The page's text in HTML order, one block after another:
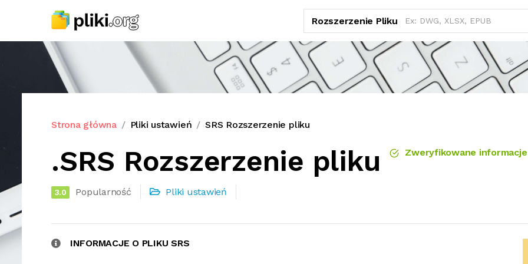
Rozszerzenie Pliku
Strona główna Pliki ustawień SRS Rozszerzenie pliku
.SRS Rozszerzenie pliku Zweryfikowane informacje
3.0 Popularność Pliki ustawień
INFORMACJE O PLIKU SRS